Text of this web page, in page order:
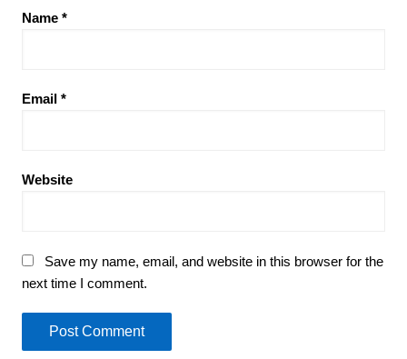
Name *
Email *
Website
Save my name, email, and website in this browser for the
next time I comment.